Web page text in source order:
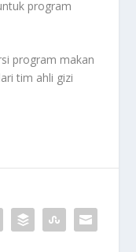
program
program makan
tim ahli gizi